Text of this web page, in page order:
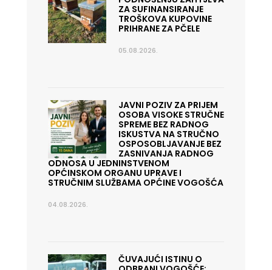
ZA SUFINANSIRANJE
TROŠKOVA KUPOVINE
PRIHRANE ZA PČELE
05.08.2026.
JAVNI POZIV ZA PRIJEM
OSOBA VISOKE STRUČNE
SPREME BEZ RADNOG
ISKUSTVA NA STRUČNO
OSPOSOBLJAVANJE BEZ
ZASNIVANJA RADNOG
ODNOSA U JEDNINSTVENOM
OPĆINSKOM ORGANU UPRAVE I
STRUČNIM SLUŽBAMA OPĆINE VOGOŠĆA
04.08.2026.
ČUVAJUĆI ISTINU O